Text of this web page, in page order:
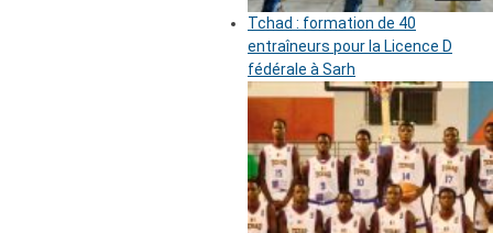
Tchad : formation de 40
entraîneurs pour la Licence D
fédérale à Sarh